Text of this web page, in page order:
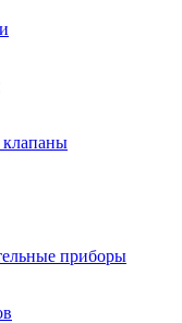
клапаны
приборы